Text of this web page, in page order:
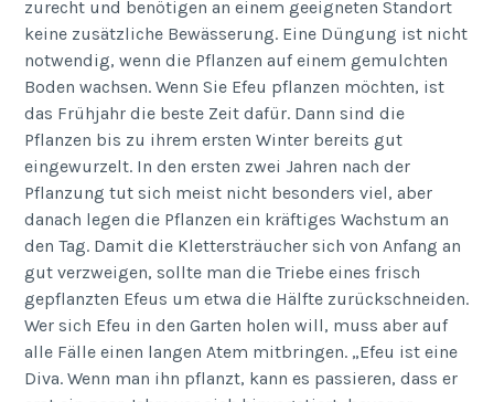
zurecht und benötigen an einem geeigneten Standort
keine zusätzliche Bewässerung. Eine Düngung ist nicht
notwendig, wenn die Pflanzen auf einem gemulchten
Boden wachsen. Wenn Sie Efeu pflanzen möchten, ist
das Frühjahr die beste Zeit dafür. Dann sind die
Pflanzen bis zu ihrem ersten Winter bereits gut
eingewurzelt. In den ersten zwei Jahren nach der
Pflanzung tut sich meist nicht besonders viel, aber
danach legen die Pflanzen ein kräftiges Wachstum an
den Tag. Damit die Klettersträucher sich von Anfang an
gut verzweigen, sollte man die Triebe eines frisch
gepflanzten Efeus um etwa die Hälfte zurückschneiden.
Wer sich Efeu in den Garten holen will, muss aber auf
alle Fälle einen langen Atem mitbringen. „Efeu ist eine
Diva. Wenn man ihn pflanzt, kann es passieren, dass er